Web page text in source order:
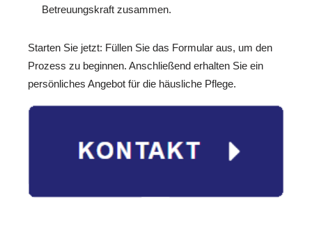
Betreuungskraft zusammen.
Starten Sie jetzt: Füllen Sie das Formular aus, um den
Prozess zu beginnen. Anschließend erhalten Sie ein
persönliches Angebot für die häusliche Pflege.